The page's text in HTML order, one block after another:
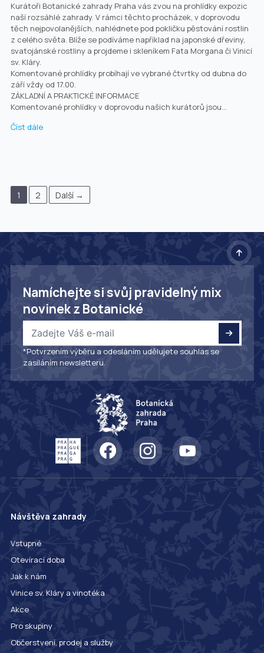
Kurátoři Botanické zahrady Praha vás zvou na prohlídky expozic
naší rozsáhlé zahrady. V rámci těchto procházek, v doprovodu
těch nejpovolanějších, nahlédnete pod pokličku pěstování rostlin
z celého světa. Blíže se podíváme například na japonské dřeviny,
svatojánské rostliny a projdeme i skleníkem Fata Morgana či Vinicí
sv. Kláry.
Komentované prohlídky probíhají ve vybrané čtvrtky od dubna do
září vždy od 17.00.
ZÁKLADNÍ A PRAKTICKÉ INFORMACE
Komentované prohlídky v doprovodu našich kurátorů jsou...
Číst dále
1 2 Další →
Namíchejte si svůj pravidelný mix
novinek z Botanické
*Potvrzením výběru a odesláním udělujete souhlas se
zasíláním newsletteru.
Návštěva zahrady
Vstupné
Otevírací doba
Jak k nám
Vinice sv. Kláry a vinotéka
Akce
Pro skupiny
Občerstvení, prodej a služby